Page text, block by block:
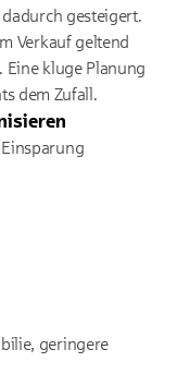
gesteigert.
Verkauf geltend
Eine kluge Planung
dem Zufall.
geringere